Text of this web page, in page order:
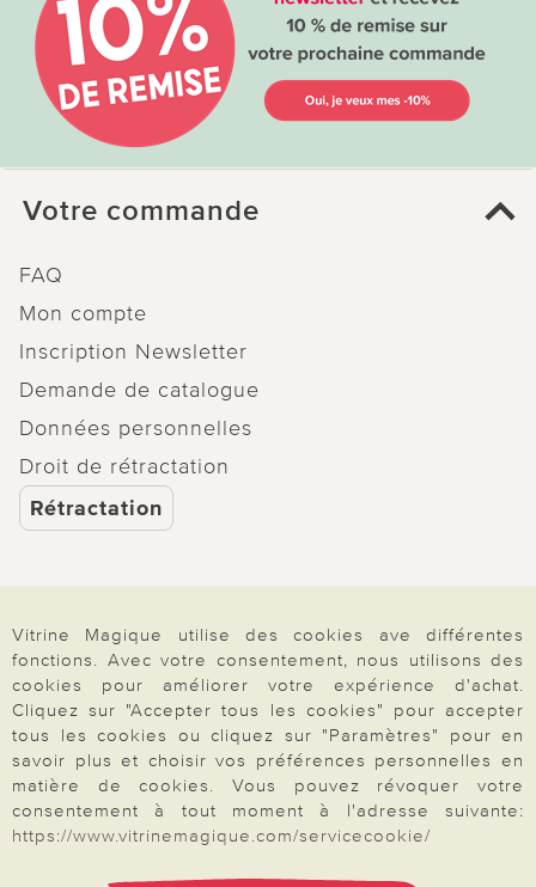
Votre commande
FAQ
Mon compte
Inscription Newsletter
Demande de catalogue
Données personnelles
Droit de rétractation
Rétractation
Paiement & Livraison
À propos de nous
Besoin d'aide?
Vitrine Magique utilise des cookies ave différentes
fonctions. Avec votre consentement, nous utilisons des
cookies pour améliorer votre expérience d'achat.
Cliquez sur "Accepter tous les cookies" pour accepter
tous les cookies ou cliquez sur "Paramètres" pour en
savoir plus et choisir vos préférences personnelles en
matière de cookies. Vous pouvez révoquer votre
consentement à tout moment à l'adresse suivante:
https://www.vitrinemagique.com/servicecookie/